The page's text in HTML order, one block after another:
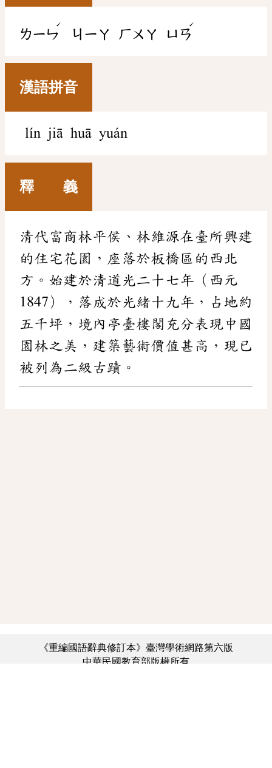
ㄌㄧㄣ
ˊ
ㄐㄧㄚ ㄏㄨㄚ ㄩㄢ
ˊ
漢語拼音
lín jiā huā yuán
釋 義
清代富商林平侯、林維源在臺所興建
的住宅花園，座落於板橋區的西北
方。始建於清道光二十七年（西元
1847），落成於光緒十九年，占地約
五千坪，境內亭臺樓閣充分表現中國
園林之美，建築藝術價值甚高，現已
被列為二級古蹟。
《重編國語辭典修訂本》臺灣學術網路第六版
中華民國教育部版權所有